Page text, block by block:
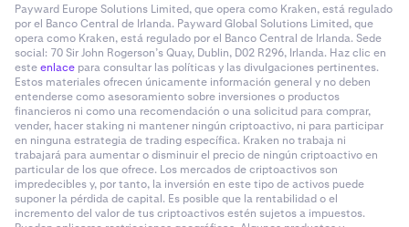
Payward Europe Solutions Limited, que opera como Kraken, está regulado
por el Banco Central de Irlanda. Payward Global Solutions Limited, que
opera como Kraken, está regulado por el Banco Central de Irlanda. Sede
social: 70 Sir John Rogerson’s Quay, Dublin, D02 R296, Irlanda. Haz clic en
esteenlace para consultar las políticas y las divulgaciones pertinentes.
Estos materiales ofrecen únicamente información general y no deben
entenderse como asesoramiento sobre inversiones o productos
financieros ni como una recomendación o una solicitud para comprar,
vender, hacer staking ni mantener ningún criptoactivo, ni para participar
en ninguna estrategia de trading específica. Kraken no trabaja ni
trabajará para aumentar o disminuir el precio de ningún criptoactivo en
particular de los que ofrece. Los mercados de criptoactivos son
impredecibles y, por tanto, la inversión en este tipo de activos puede
suponer la pérdida de capital. Es posible que la rentabilidad o el
incremento del valor de tus criptoactivos estén sujetos a impuestos.